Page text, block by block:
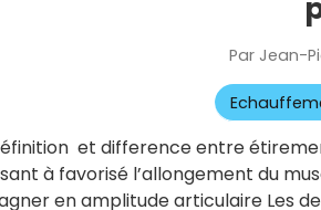
Par Jean-
et difference entre
à favorisé l’allongement du
en amplitude articulaire Les